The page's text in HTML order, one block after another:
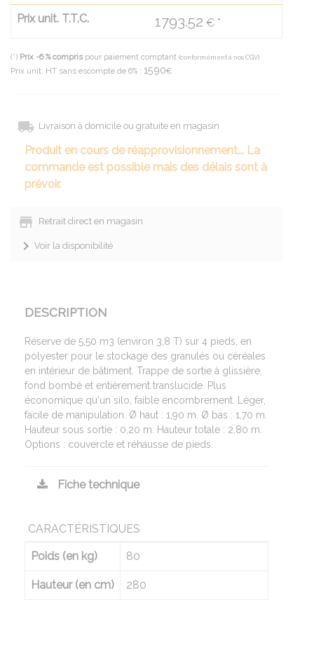
Prix unit. T.T.C. 1793.52 € *
(*) Prix -6 % compris pour paiement comptant (conformément à nos CGV)
Prix unit. HT sans escompte de 6% : 1590€
Livraison à domicile ou gratuite en magasin
Produit en cours de réapprovisionnement... La
commande est possible mais des délais sont à
prévoir.
Retrait direct en magasin
Voir la disponibilité
DESCRIPTION
Réserve de 5,50 m3 (environ 3,8 T) sur 4 pieds, en
polyester pour le stockage des granulés ou céréales
en intérieur de bâtiment. Trappe de sortie à glissière,
fond bombé et entièrement translucide. Plus
économique qu'un silo, faible encombrement. Léger,
facile de manipulation. Ø haut : 1,90 m. Ø bas : 1,70 m.
Hauteur sous sortie : 0,20 m. Hauteur totale : 2,80 m.
Options : couvercle et réhausse de pieds.
Fiche technique
CARACTÉRISTIQUES
Poids (en kg) 80
Hauteur (en cm) 280